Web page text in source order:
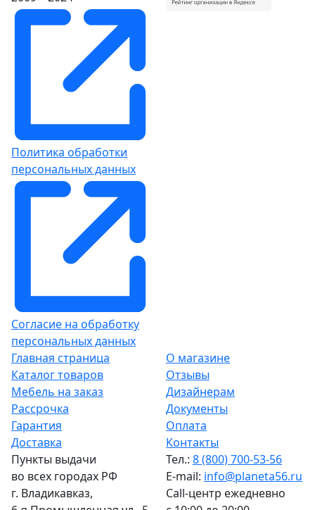
Политика обработки
персональных данных
Согласие на обработку
персональных данных
Главная страница
Каталог товаров
Мебель на заказ
Рассрочка
Гарантия
О магазине
Отзывы
Дизайнерам
Документы
Оплата
Доставка
Пункты выдачи
во всех городах РФ
г. Владикавказ,
Контакты
Тел.: 8 (800) 700-53-56
E-mail: info@planeta56.ru
Call-центр ежедневно